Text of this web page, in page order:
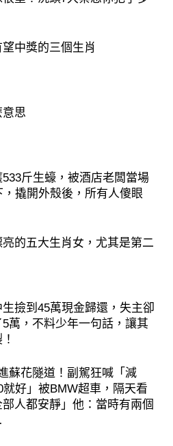
中獎的三個生肖
意思
斤生蠔，被酒店老闆當場
，撬開外殼後，所有人傻眼
的五大生肖女，尤其是第二
撿到45萬現金歸還，失主卻
萬，不料少年一句話，讓其
蘇花隧道！副駕狂喊「減
就好」被BMW超車，隔天看
人都安靜」他：當時有兩個